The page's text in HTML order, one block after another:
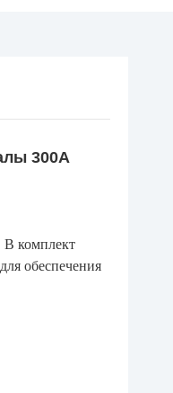
300А
В комплект
обеспечения